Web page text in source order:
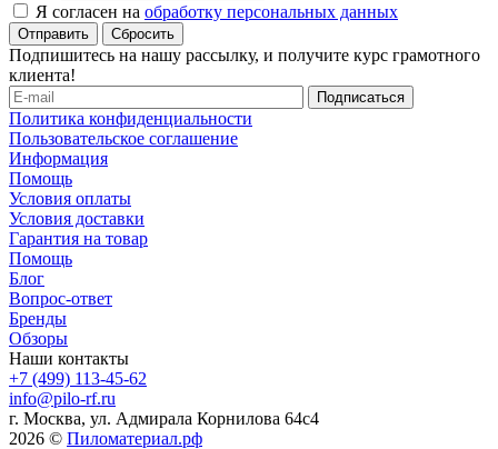
Я согласен на обработку персональных данных
Сбросить
Подпишитесь на нашу рассылку, и получите курс грамотного
клиента!
Политика конфиденциальности
Пользовательское соглашение
Информация
Помощь
Условия оплаты
Условия доставки
Гарантия на товар
Помощь
Блог
Вопрос-ответ
Бренды
Обзоры
Наши контакты
+7 (499) 113-45-62
info@pilo-rf.ru
г. Москва, ул. Адмирала Корнилова 64с4
2026 © Пиломатериал.рф